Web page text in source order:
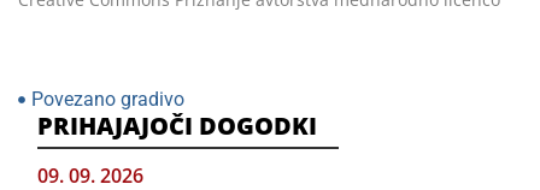
Povezano gradivo
PRIHAJAJOČI DOGODKI
09. 09. 2026